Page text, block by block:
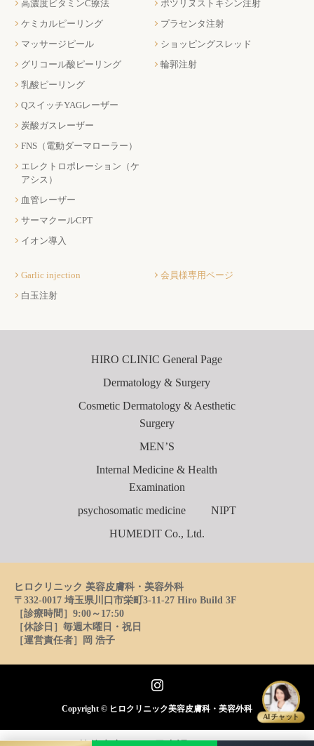
高濃度ビタミンC療法
ケミカルピーリング
マッサージピール
グリコール酸ピーリング
乳酸ピーリング
QスイッチYAGレーザー
炭酸ガスレーザー
FNS（電動ダーマローラー）
エレクトロポレーション（ケ
アシス）
血管レーザー
サーマクールCPT
イオン導入
ボツリヌストキシン注射
プラセンタ注射
ショッピングスレッド
輪郭注射
Garlic injection
白玉注射
会員様専用ページ
HIRO CLINIC General Page
Dermatology & Surgery
Cosmetic Dermatology & Aesthetic
Surgery
MEN’S
Internal Medicine & Health
Examination
psychosomatic medicine
NIPT
HUMEDIT Co., Ltd.
ヒロクリニック 美容皮膚科・美容外科
〒332-0017 埼玉県川口市栄町3-11-27 Hiro Build 3F
［診療時間］9:00～17:50
［休診日］毎週木曜日・祝日
［運営責任者］岡 浩子
Copyright © ヒロクリニック美容皮膚科・美容外科
AIチャット